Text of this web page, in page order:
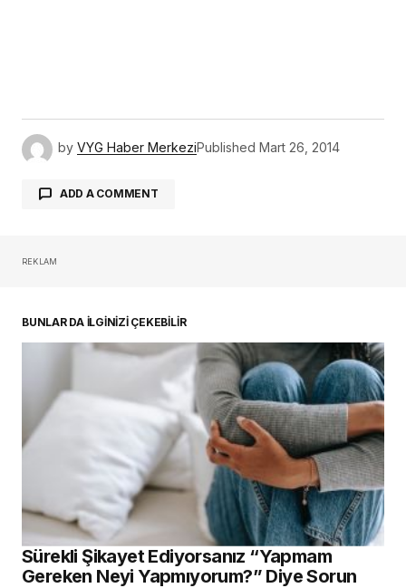
by VYG Haber MerkeziPublished Mart 26, 2014
ADD A COMMENT
REKLAM
BUNLAR DA İLGİNİZİ ÇEKEBİLİR
Sürekli Şikayet Ediyorsanız “Yapmam
Gereken Neyi Yapmıyorum?” Diye Sorun